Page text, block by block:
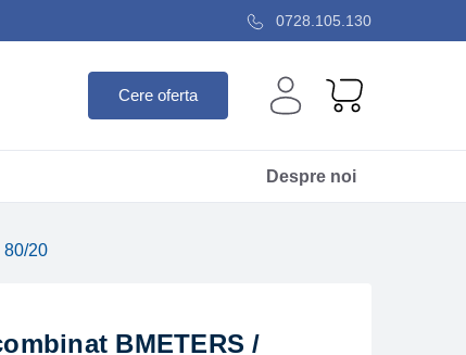
0728.105.130
Cere oferta
Despre noi
80/20
BMETERS /